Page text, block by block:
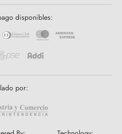
disponibles:
por: